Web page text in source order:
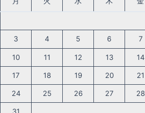
3 4 5 6 7
10 11 12 13 14
17 18 19 20 21
24 25 26 27 28